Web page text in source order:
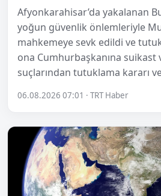
Afyonkarahisar’da yakalanan
yoğun güvenlik önlemleriyle
mahkemeye sevk edildi ve
ona Cumhurbaşkanına suikast
suçlarından tutuklama kararı
06.08.2026 07:01 · TRT Haber